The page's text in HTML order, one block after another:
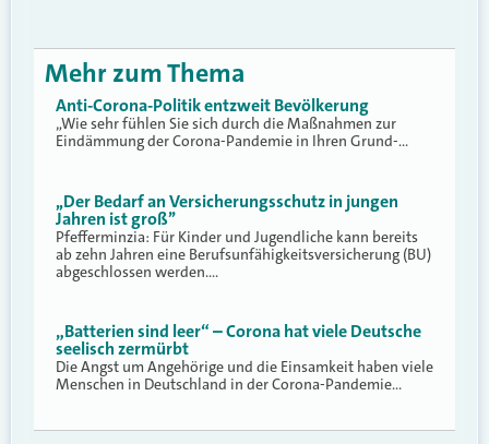
Mehr zum Thema
Anti-Corona-Politik entzweit Bevölkerung
„Wie sehr fühlen Sie sich durch die Maßnahmen zur
Eindämmung der Corona-Pandemie in Ihren Grund-…
,,Der Bedarf an Versicherungsschutz in jungen
Jahren ist groß’’
Pfefferminzia: Für Kinder und Jugendliche kann bereits
ab zehn Jahren eine Berufsunfähigkeitsversicherung (BU)
abgeschlossen werden.…
„Batterien sind leer“ – Corona hat viele Deutsche
seelisch zermürbt
Die Angst um Angehörige und die Einsamkeit haben viele
Menschen in Deutschland in der Corona-Pandemie…